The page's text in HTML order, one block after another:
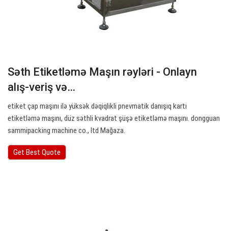
Səth Etiketləmə Maşın rəyləri - Onlayn
alış-veriş və…
etiket çap maşını ilə yüksək dəqiqlikli pnevmatik danışıq kartı
etiketləmə maşını, düz səthli kvadrat şüşə etiketləmə maşını. dongguan
sammipacking machine co., ltd Mağaza.
Get Best Quote